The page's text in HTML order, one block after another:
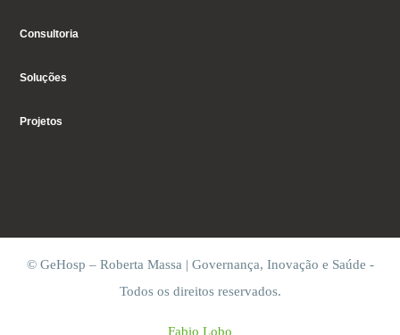
Consultoria
Soluções
Projetos
© GeHosp – Roberta Massa | Governança, Inovação e Saúde -
Todos os direitos reservados.
Fabio Lobo